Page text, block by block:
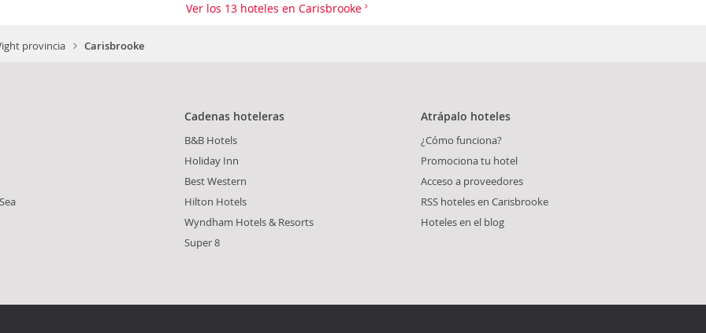
Ver los 13 hoteles en Carisbrooke
provincia Carisbrooke
Cadenas hoteleras
B&B Hotels
Holiday Inn
Best Western
Hilton Hotels
Wyndham Hotels & Resorts
Super 8
Atrápalo hoteles
¿Cómo funciona?
Promociona tu hotel
Acceso a proveedores
RSS hoteles en Carisbrooke
Hoteles en el blog